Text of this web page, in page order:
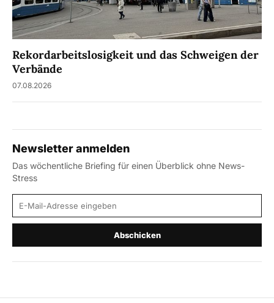
Rekordarbeitslosigkeit und das Schweigen der
Verbände
07.08.2026
Newsletter anmelden
Das wöchentliche Briefing für einen Überblick ohne News-
Stress
E-Mail-Adresse
Abschicken